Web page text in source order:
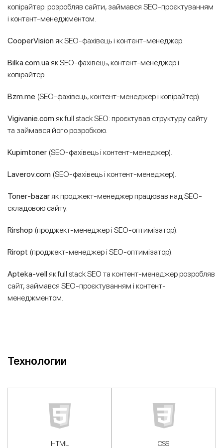
копірайтер: розробляв сайти, займався SEO-проєктуванням
і контент-менеджментом.
CooperVision як SЕО-фахівець і контент-менеджер.
Bilka.com.ua як SEO-фахівець, контент-менеджер і
копірайтер.
Bzm.me (SEO-фахівець, контент-менеджер і копірайтер).
Vigivanie.com як full stack SEO: проєктував структуру сайту
та займався його розробкою.
Kupimtoner (SEO-фахівець і контент-менеджер).
Laverov.com (SEO-фахівець і контент-менеджер).
Toner-bazarяк проджект-менеджер працював над SEO-
складовою сайту.
Rirshop (проджект-менеджер і SEO-оптимізатор).
Riropt (проджект-менеджер і SEO-оптимізатор).
Apteka-vellяк full stack SEO та контент-менеджер розробляв
сайт, займався SEO-проєктуванням і контент-
менеджментом.
Технологии
HTML CSS